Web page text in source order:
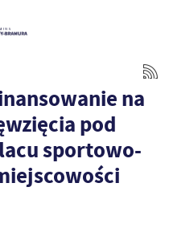
na
pod
sportowo-